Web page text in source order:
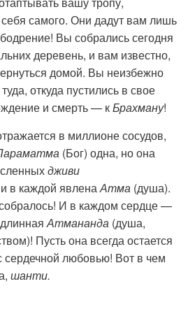
самого. Они дадут вам лишь
Вы собрались сегодня
деревень, и вам известно,
домой. Вы неизбежно
откуда пустились в свое
и смерть — кБрахману!
в миллионе сосудов,
(Бог) одна, но она
дживи
в каждой явленаАтма (душа).
И в каждом сердце —
Атмананда (душа,
Пусть она всегда остается
сердечной любовью! Вот в чем
шанти.